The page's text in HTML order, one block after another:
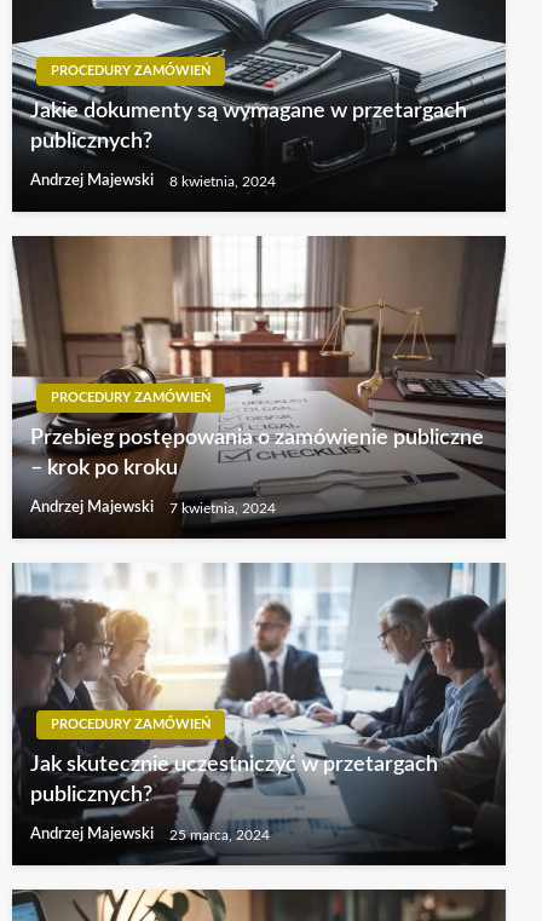
PROCEDURY ZAMÓWIEŃ
Jakie dokumenty są wymagane w przetargach
publicznych?
Andrzej Majewski 8 kwietnia, 2024
PROCEDURY ZAMÓWIEŃ
Przebieg postępowania o zamówienie publiczne
– krok po kroku
Andrzej Majewski 7 kwietnia, 2024
PROCEDURY ZAMÓWIEŃ
Jak skutecznie uczestniczyć w przetargach
publicznych?
Andrzej Majewski 25 marca, 2024